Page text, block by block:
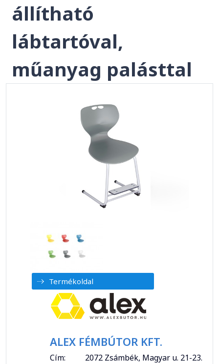
állítható
lábtartóval,
műanyag palásttal
Termékoldal
ALEX FÉMBÚTOR KFT.
Cím:
2072 Zsámbék, Magyar u. 21-23.